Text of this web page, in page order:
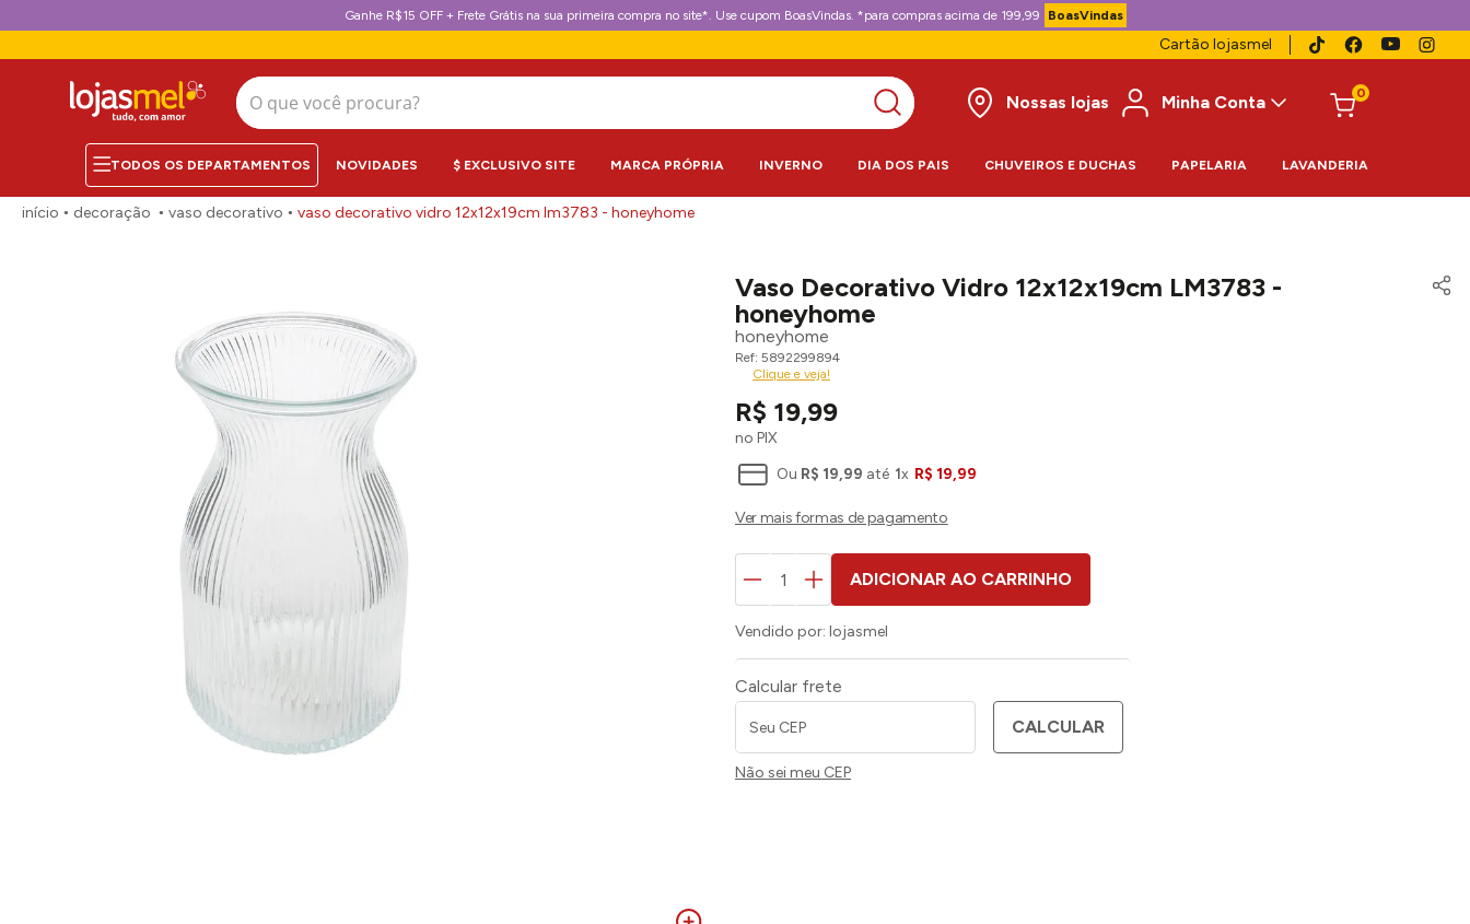
Ganhe R$15 OFF + Frete Grátis na sua primeira compra no site*. Use cupom BoasVindas. *para compras acima de 199,99 BoasVindas
Cartão lojasmel
O que você procura?
Nossas lojas
Minha Conta 0
NOVIDADES $ EXCLUSIVO SITE MARCA PRÓPRIA INVERNO DIA DOS PAIS CHUVEIROS E DUCHAS PAPELARIA LAVANDERIA
decoração vaso decorativo vaso decorativo vidro 12x12x19cm lm3783 - honeyhome
Vaso Decorativo Vidro 12x12x19cm LM3783 -
honeyhome
honeyhome
5892299894
Clique e veja!
R$ 19,99
no PIX
Ou R$ 19,99 até 1x R$ 19,99
ADICIONAR AO CARRINHO
Vendido por: lojasmel
Calcular frete
CALCULAR
Não sei meu CEP